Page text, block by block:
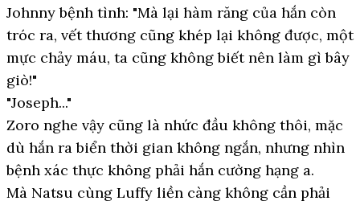
Johnny bệnh tình: "Mà lại hàm răng của hắn còn
tróc ra, vết thương cũng khép lại không được, một
mực chảy máu, ta cũng không biết nên làm gì bây
giò!"
"Joseph..."
Zoro nghe vậy cũng là nhức đầu không thôi, mặc
dù hắn ra biển thời gian không ngắn, nhưng nhìn
bệnh xác thực không phải hắn cường hạng a.
Mà Natsu cùng Luffy liền càng không cần phải